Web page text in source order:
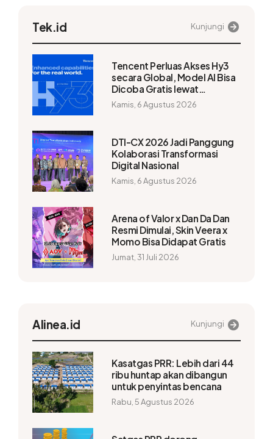
Tek.id Kunjungi
Tencent Perluas Akses Hy3
secara Global, Model AI Bisa
Dicoba Gratis lewat
WorkBuddy
Kamis, 6 Agustus 2026
DTI-CX 2026 Jadi Panggung
Kolaborasi Transformasi
Digital Nasional
Kamis, 6 Agustus 2026
Arena of Valor x Dan Da Dan
Resmi Dimulai, Skin Veera x
Momo Bisa Didapat Gratis
Jumat, 31 Juli 2026
Alinea.id Kunjungi
Kasatgas PRR: Lebih dari 44
ribu huntap akan dibangun
untuk penyintas bencana
Rabu, 5 Agustus 2026